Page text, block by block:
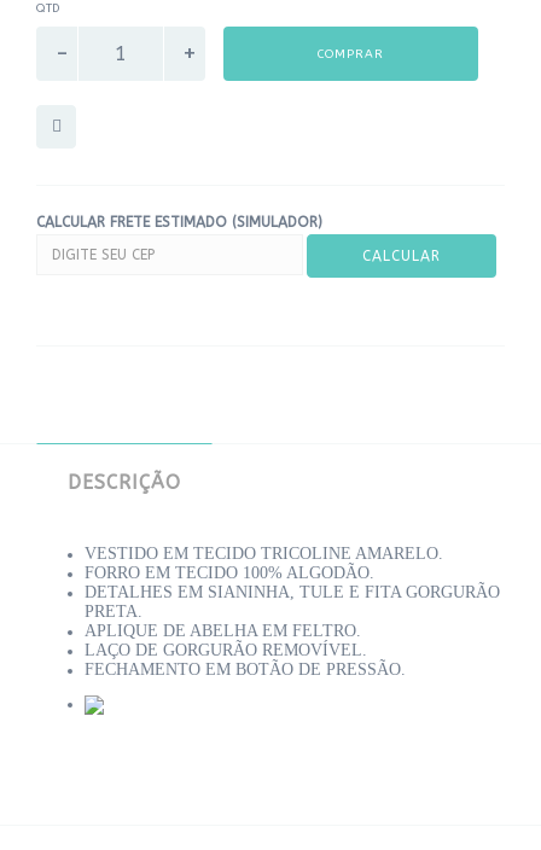
QTD
COMPRAR
CALCULAR FRETE ESTIMADO (SIMULADOR)
DESCRIÇÃO
VESTIDO EM TECIDO TRICOLINE AMARELO.
FORRO EM TECIDO 100% ALGODÃO.
DETALHES EM SIANINHA, TULE E FITA GORGURÃO
PRETA.
APLIQUE DE ABELHA EM FELTRO.
LAÇO DE GORGURÃO REMOVÍVEL.
FECHAMENTO EM BOTÃO DE PRESSÃO.